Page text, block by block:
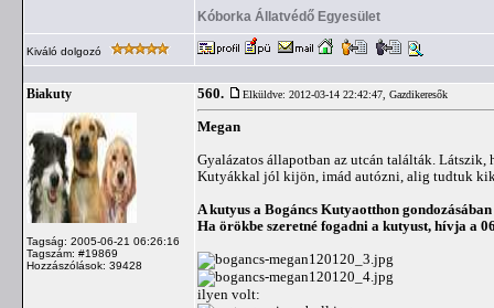
Kóborka Állatvédő Egyesület
Kiváló dolgozó
Biakuty
Tagság: 2005-06-21 06:26:16
Tagszám: #19869
Hozzászólások: 39428
560. Elküldve: 2012-03-14 22:42:47, Gazdikeresők
Megan
Gyalázatos állapotban az utcán találták.
Kutyákkal jól kijön, imád autózni, alig tudtuk
A kutyus a Bogáncs Kutyaotthon
Ha örökbe szeretné fogadni a kutyust, hívja a
ilyen volt: